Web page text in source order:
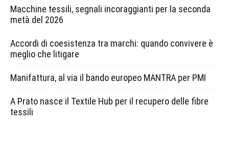
Macchine tessili, segnali incoraggianti per la seconda
metà del 2026
Accordi di coesistenza tra marchi: quando convivere è
meglio che litigare
Manifattura, al via il bando europeo MANTRA per PMI
A Prato nasce il Textile Hub per il recupero delle fibre
tessili